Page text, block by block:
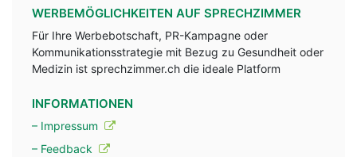
WERBEMÖGLICHKEITEN AUF SPRECHZIMMER
Für Ihre Werbebotschaft, PR-Kampagne oder
Kommunikationsstrategie mit Bezug zu Gesundheit oder
Medizin ist sprechzimmer.ch die ideale Platform
INFORMATIONEN
– Impressum
– Feedback